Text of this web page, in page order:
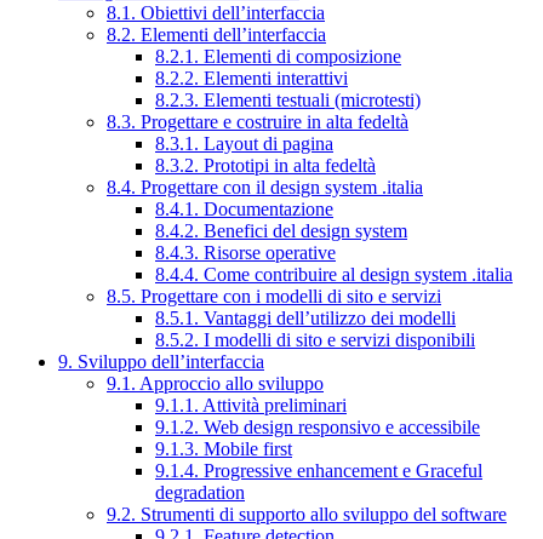
8.1. Obiettivi dell’interfaccia
8.2. Elementi dell’interfaccia
8.2.1. Elementi di composizione
8.2.2. Elementi interattivi
8.2.3. Elementi testuali (microtesti)
8.3. Progettare e costruire in alta fedeltà
8.3.1. Layout di pagina
8.3.2. Prototipi in alta fedeltà
8.4. Progettare con il design system .italia
8.4.1. Documentazione
8.4.2. Benefici del design system
8.4.3. Risorse operative
8.4.4. Come contribuire al design system .italia
8.5. Progettare con i modelli di sito e servizi
8.5.1. Vantaggi dell’utilizzo dei modelli
8.5.2. I modelli di sito e servizi disponibili
9. Sviluppo dell’interfaccia
9.1. Approccio allo sviluppo
9.1.1. Attività preliminari
9.1.2. Web design responsivo e accessibile
9.1.3. Mobile first
9.1.4. Progressive enhancement e Graceful
degradation
9.2. Strumenti di supporto allo sviluppo del software